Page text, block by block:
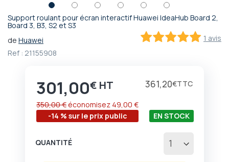
Support roulant pour écran interactif Huawei IdeaHub Board 2,
Board 3, B3, S2 et S3
1 avis
de Huawei
Ref : 21155908
Prix
301,00€ 361,20€
-14 % sur le prix public
350,00 € économisez 49,00 €
EN STOCK
QUANTITÉ
Passer
début
de
d’images